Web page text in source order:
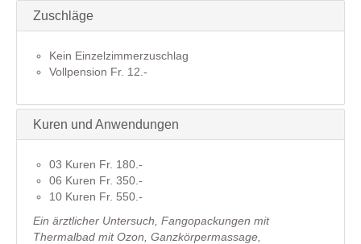
Zuschläge
Kein Einzelzimmerzuschlag
Vollpension Fr. 12.-
Kuren und Anwendungen
03 Kuren Fr. 180.-
06 Kuren Fr. 350.-
10 Kuren Fr. 550.-
Ein ärztlicher Untersuch, Fangopackungen mit
Thermalbad mit Ozon, Ganzkörpermassage,